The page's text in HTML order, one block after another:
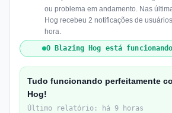
ou problema em andamento. Nas
Hog recebeu 2 notificações de
hora.
O Blazing Hog está
Tudo funcionando perfeitamente
Hog!
Último relatório: há 9 horas